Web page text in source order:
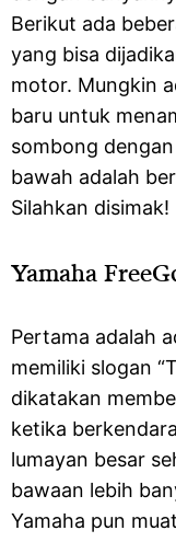
Berikut ada
yang bisa
motor. Mungkin
baru untuk
sombong
bawah adalah
Silahkan disimak!
Yamaha
Pertama adalah
memiliki slogan
dikatakan
ketika
lumayan besar
bawaan lebih
Yamaha pun